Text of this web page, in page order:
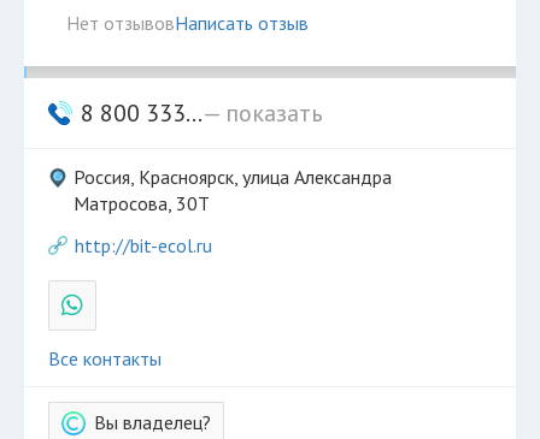
Нет отзывовНаписать отзыв
8 800 333...— показать
Россия, Красноярск, улица Александра
Матросова, 30Т
http://bit-ecol.ru
Все контакты
Вы владелец?